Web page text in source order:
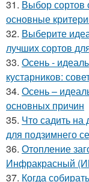
31. Выбор сортов
основные
32. Выберите
лучших сортов
33. Осень -
кустарников:
34. Осень –
основных причин
35. Что садить на
для подзимнего
36. Отопление
Инфракрасный
37. Когда